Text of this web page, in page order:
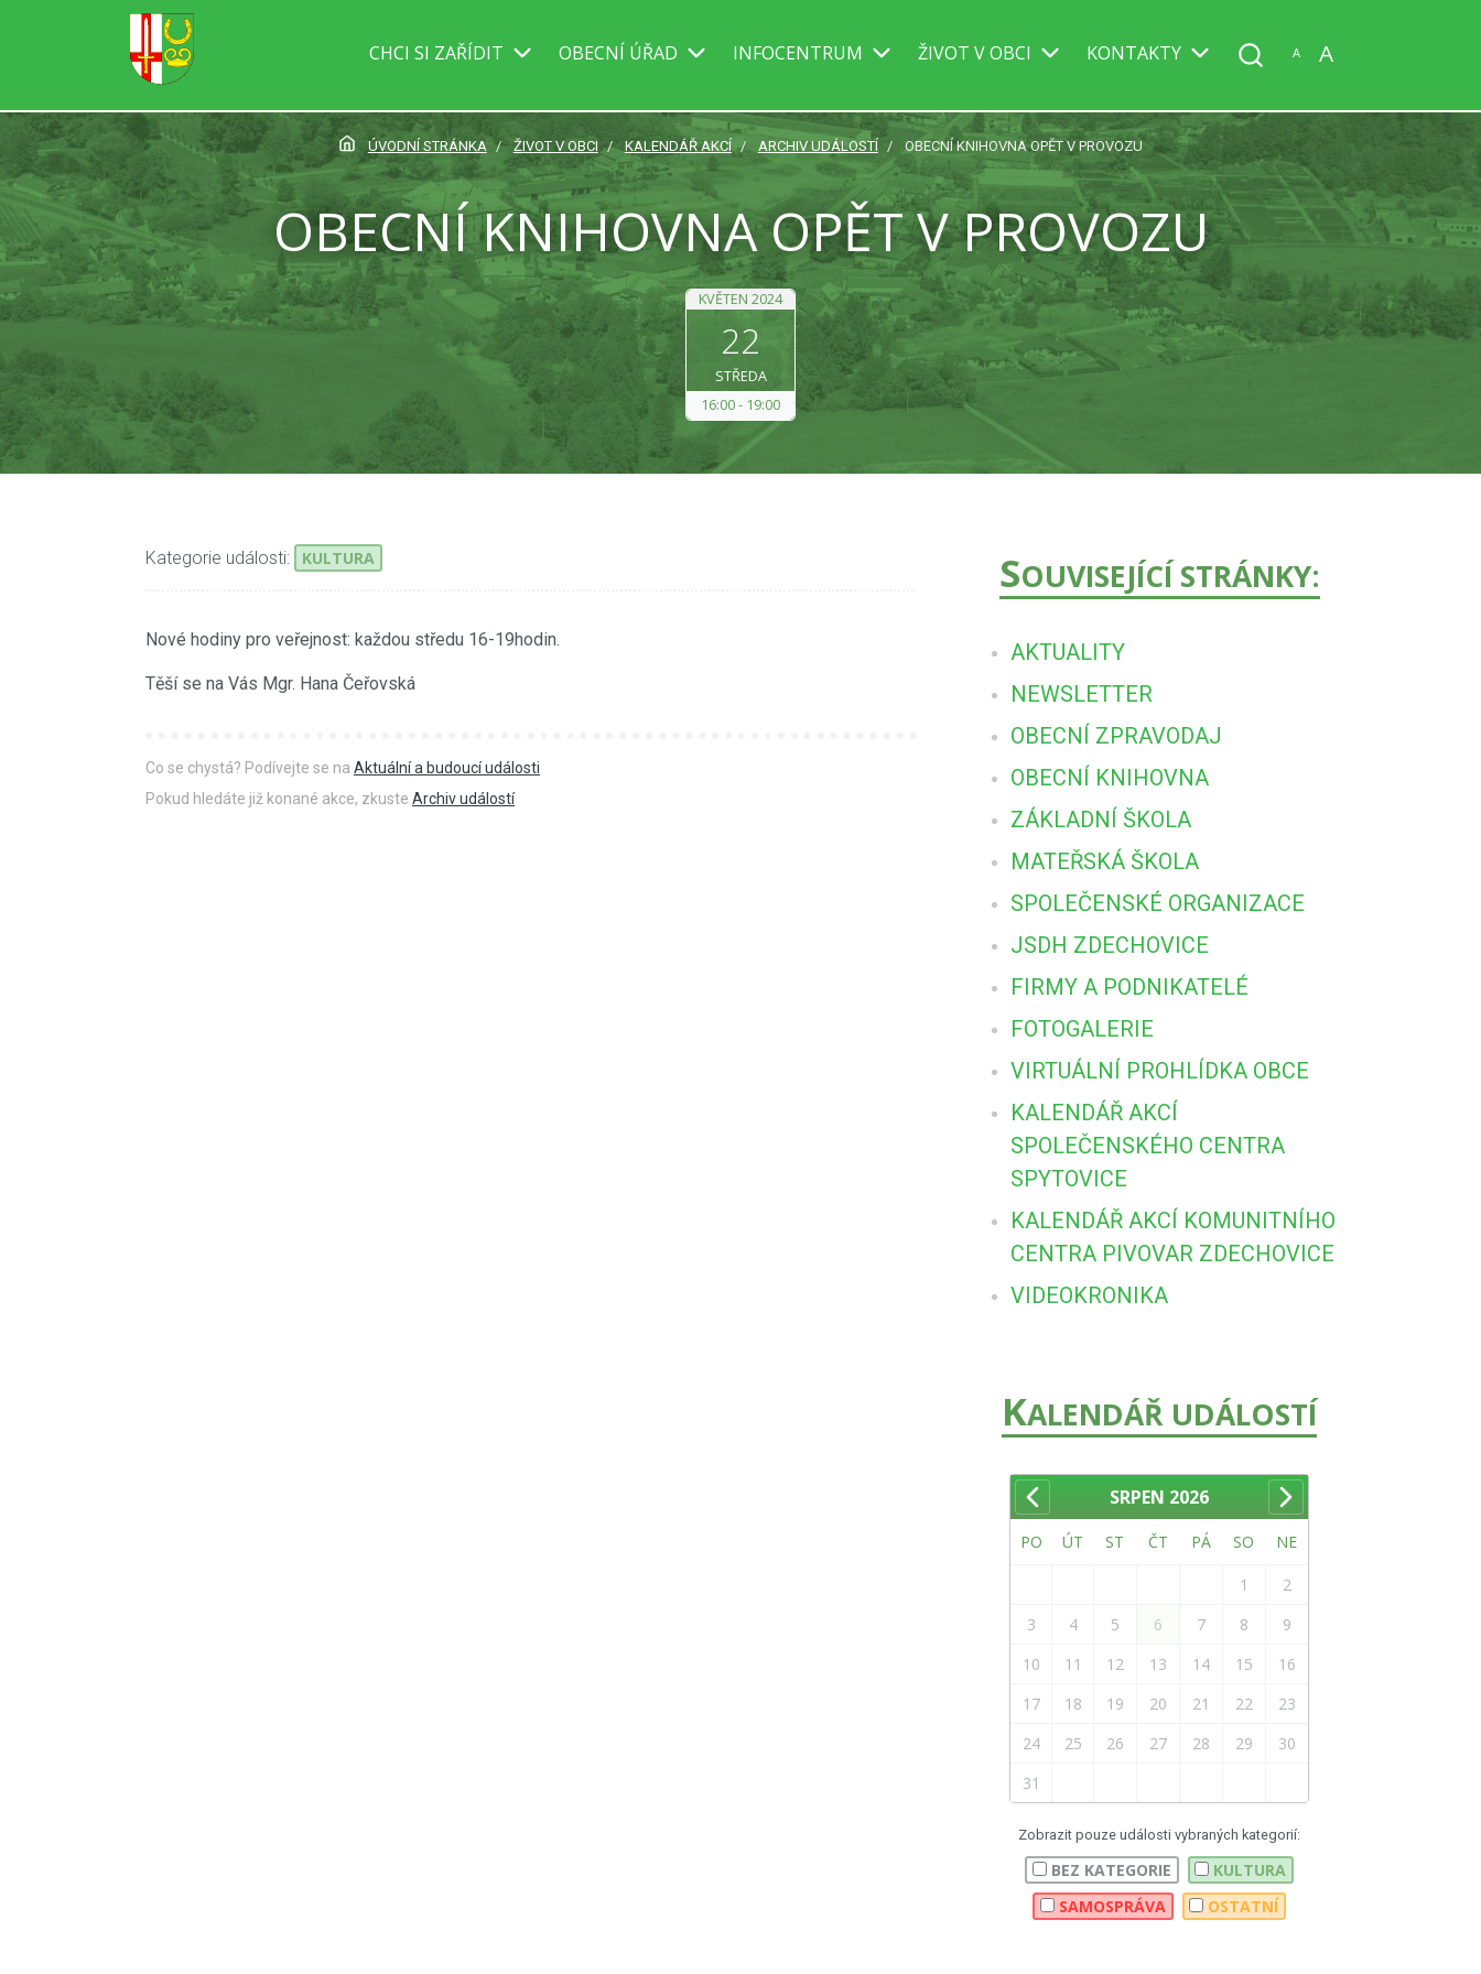
CHCI SI ZAŘÍDIT OBECNÍ ÚŘAD INFOCENTRUM ŽIVOT V OBCI KONTAKTY A A
ÚVODNÍ STRÁNKA ŽIVOT V OBCI KALENDÁŘ AKCÍ ARCHIV UDÁLOSTÍ OBECNÍ KNIHOVNA OPĚT V PROVOZU
OBECNÍ KNIHOVNA OPĚT V PROVOZU
KVĚTEN 2024
22
STŘEDA
16:00
19:00
Kategorie události: KULTURA
Nové hodiny pro veřejnost: každou středu 16-19hodin.
Těší se na Vás Mgr. Hana Čeřovská
Co se chystá? Podívejte se na Aktuální a budoucí události
Pokud hledáte již konané akce, zkuste Archiv událostí
SOUVISEJÍCÍ STRÁNKY:
AKTUALITY
NEWSLETTER
OBECNÍ ZPRAVODAJ
OBECNÍ KNIHOVNA
ZÁKLADNÍ ŠKOLA
MATEŘSKÁ ŠKOLA
SPOLEČENSKÉ ORGANIZACE
JSDH ZDECHOVICE
FIRMY A PODNIKATELÉ
FOTOGALERIE
VIRTUÁLNÍ PROHLÍDKA OBCE
KALENDÁŘ AKCÍ
SPOLEČENSKÉHO CENTRA
SPYTOVICE
KALENDÁŘ AKCÍ KOMUNITNÍHO
CENTRA PIVOVAR ZDECHOVICE
VIDEOKRONIKA
KALENDÁŘ UDÁLOSTÍ
SRPEN 2026
PO ÚT ST ČT PÁ SO NE
1
2
3
4 5 6 7 8
9
10
11 12 13 14 15
16
17
18 19 20 21 22
23
24
25 26 27 28 29
30
31
Zobrazit pouze události vybraných kategorií:
BEZ KATEGORIE
KULTURA
SAMOSPRÁVA
OSTATNÍ